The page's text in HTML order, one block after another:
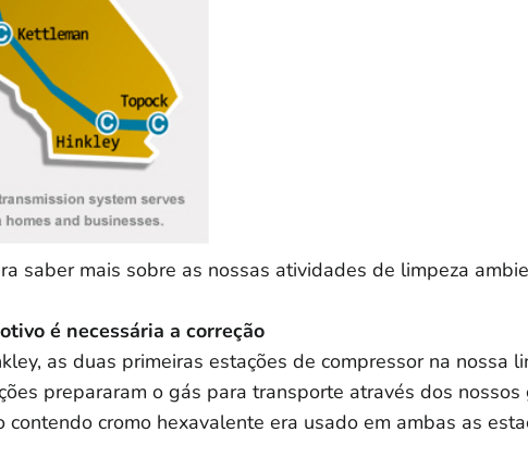
saber mais sobre as nossas atividades de limpeza
é necessária a correção
as duas primeiras estações de compressor na nossa
prepararam o gás para transporte através dos
contendo cromo hexavalente era usado em ambas as